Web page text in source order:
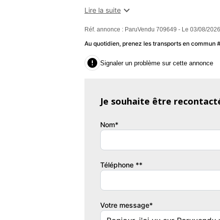
réglable hauteur,Assistance de
caisse,Capote électrique,Capote
automatique,Commande Mode
clé,EBD,Ecran multifonction
appel d'urgence,Freinage automatique
panneaux de signalisation,Régulateur de
Garantie : Spoticar-Premium 12 Mois
Mineral Grey métal
Spoticar-Premium 12 Mois
Lire la suite 
Réf. annonce : ParuVendu 709649 - Le 03/08/
Au quotidien, prenez les transports en commun
 Signaler un problème sur cette annonce
Je souhaite être
Nom*
Téléphone **
Votre message*